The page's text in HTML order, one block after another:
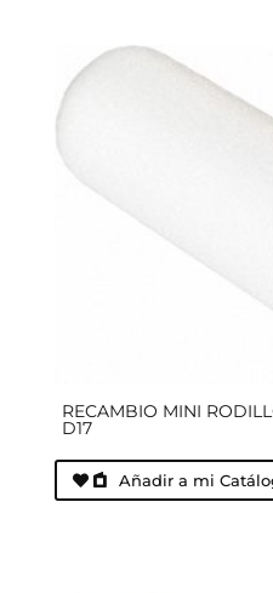
RECAMBIO MINI
D17
Añadir a mi